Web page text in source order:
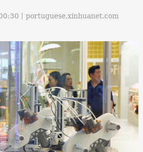
丨portuguese.xinhuanet.com